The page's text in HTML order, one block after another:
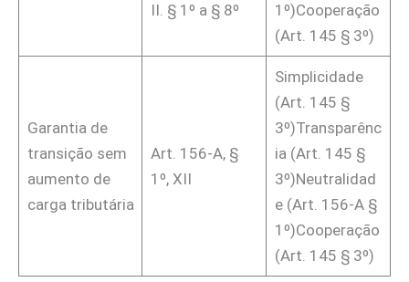
II. § 1º a § 8º
1º)Cooperação
(Art. 145 § 3º)
Garantia de
transição sem
aumento de
carga tributária
Art. 156-A, §
1º, XII
Simplicidade
(Art. 145 §
3º)Transparênc
ia (Art. 145 §
3º)Neutralidad
e (Art. 156-A §
1º)Cooperação
(Art. 145 § 3º)